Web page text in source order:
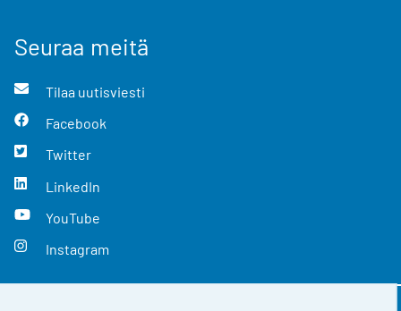
Seuraa meitä
Tilaa uutisviesti
Facebook
Twitter
LinkedIn
YouTube
Instagram